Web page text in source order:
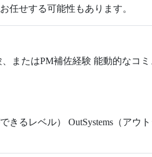
任せする可能性もあります。
またはPM補佐経験 能動的なコ
るレベル） OutSystems（アウ